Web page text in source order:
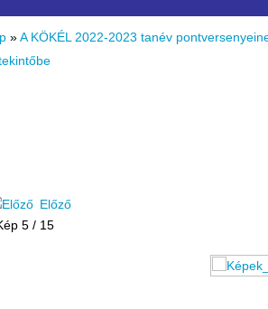
»A KÖKÉL 2022-2023 tanév
Előző
5 / 15